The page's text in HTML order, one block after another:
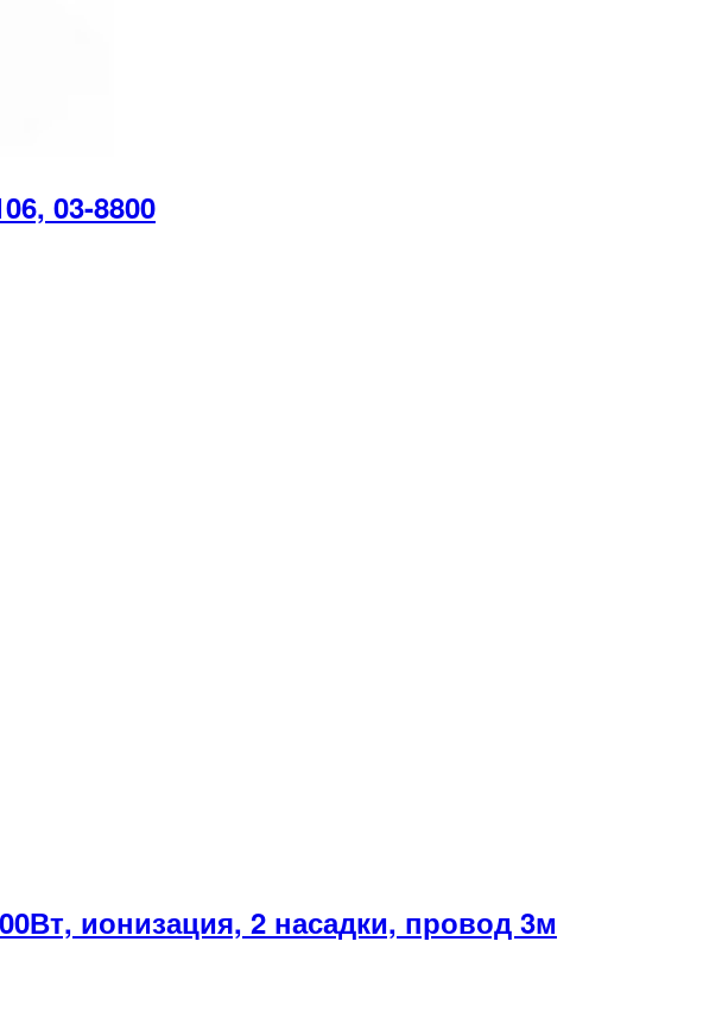
03-8800
ионизация, 2 насадки, провод 3м